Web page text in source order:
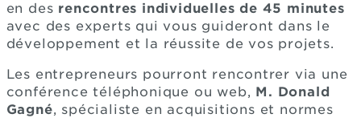
en des rencontres individuelles de 45 minutes
avec des experts qui vous guideront dans le
développement et la réussite de vos projets.
Les entrepreneurs pourront rencontrer via une
conférence téléphonique ou web, M. Donald
Gagné, spécialiste en acquisitions et normes